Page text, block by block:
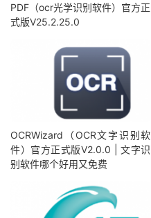
PDF（ocr光学识别软件）官方正
式版V25.2.25.0
OCRWizard（OCR文字识别软
件）官方正式版V2.0.0 | 文字识
别软件哪个好用又免费